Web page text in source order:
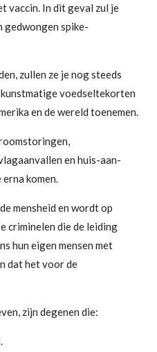
vaccin. In dit geval zul je
spike-
zullen ze je nog steeds
voedseltekorten
en de wereld toenemen.
en huis-aan-
komen.
mensheid en wordt op
criminelen die de leiding
hun eigen mensen met
dat het voor de
zijn degenen die: